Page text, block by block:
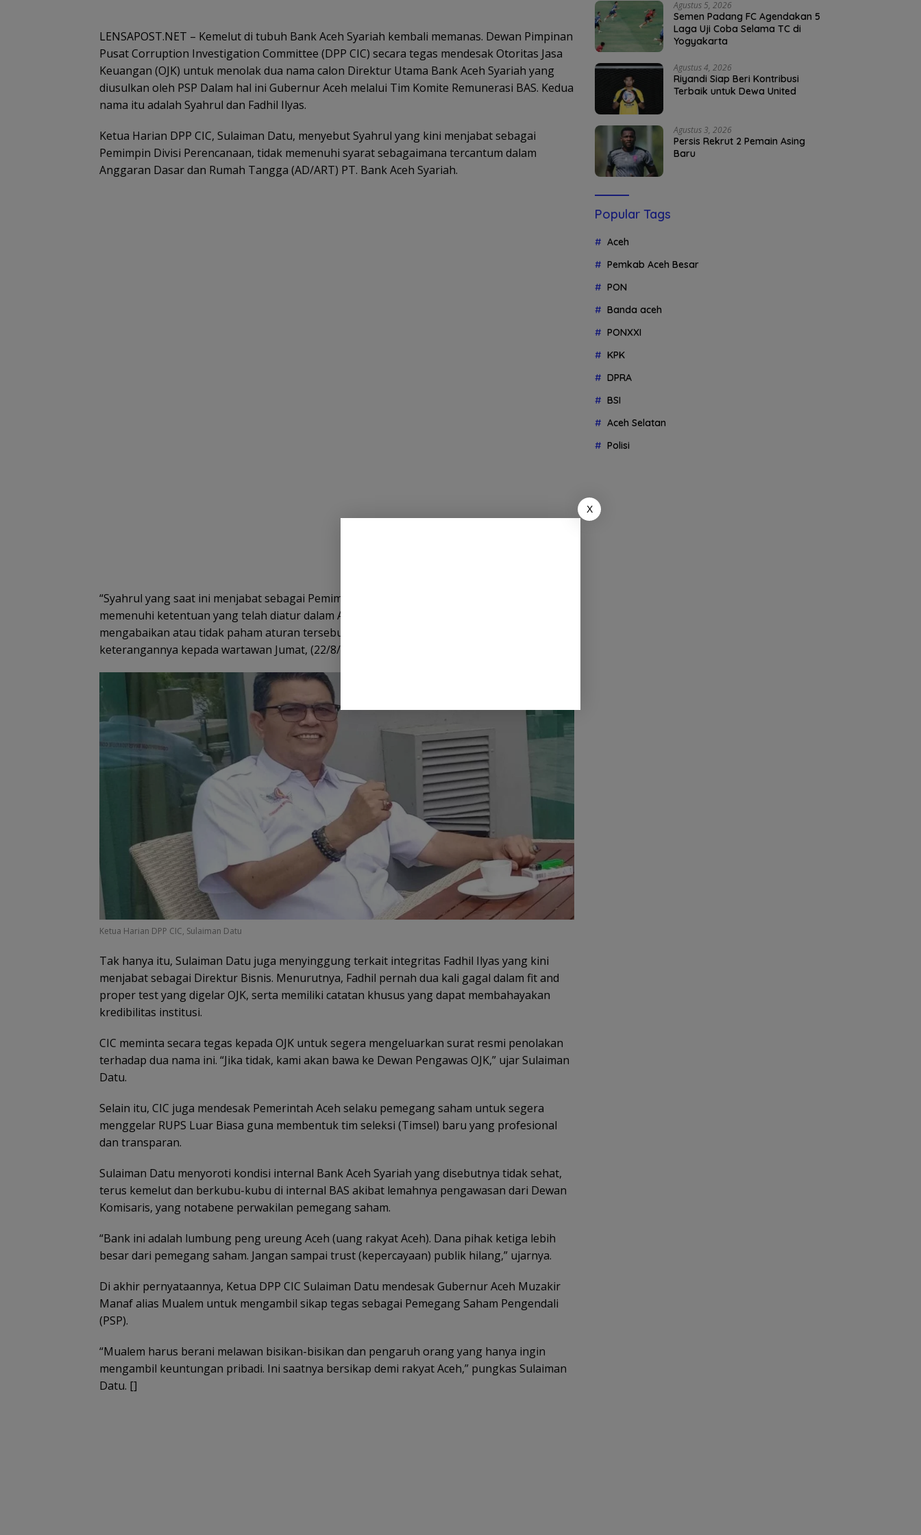
LENSAPOST.NET – Kemelut di tubuh Bank Aceh Syariah kembali memanas. Dewan Pimpinan
Pusat Corruption Investigation Committee (DPP CIC) secara tegas mendesak Otoritas Jasa
Keuangan (OJK) untuk menolak dua nama calon Direktur Utama Bank Aceh Syariah yang
diusulkan oleh PSP Dalam hal ini Gubernur Aceh melalui Tim Komite Remunerasi BAS. Kedua
nama itu adalah Syahrul dan Fadhil Ilyas.
Ketua Harian DPP CIC, Sulaiman Datu, menyebut Syahrul yang kini menjabat sebagai
Pemimpin Divisi Perencanaan, tidak memenuhi syarat sebagaimana tercantum dalam
Anggaran Dasar dan Rumah Tangga (AD/ART) PT. Bank Aceh Syariah.
“Syahrul yang saat ini menjabat sebagai Pemimpin Divisi Perencanaan, menurut kami, tidak
memenuhi ketentuan yang telah diatur dalam AD/ART. Komite remunerasi terkesan
mengabaikan atau tidak paham aturan tersebut,” tegas Sulaiman Datu dalam
keterangannya kepada wartawan Jumat, (22/8/2025).
Ketua Harian DPP CIC, Sulaiman Datu
Tak hanya itu, Sulaiman Datu juga menyinggung terkait integritas Fadhil Ilyas yang kini
menjabat sebagai Direktur Bisnis. Menurutnya, Fadhil pernah dua kali gagal dalam fit and
proper test yang digelar OJK, serta memiliki catatan khusus yang dapat membahayakan
kredibilitas institusi.
CIC meminta secara tegas kepada OJK untuk segera mengeluarkan surat resmi penolakan
terhadap dua nama ini. “Jika tidak, kami akan bawa ke Dewan Pengawas OJK,” ujar Sulaiman
Datu.
Selain itu, CIC juga mendesak Pemerintah Aceh selaku pemegang saham untuk segera
menggelar RUPS Luar Biasa guna membentuk tim seleksi (Timsel) baru yang profesional
dan transparan.
Sulaiman Datu menyoroti kondisi internal Bank Aceh Syariah yang disebutnya tidak sehat,
terus kemelut dan berkubu-kubu di internal BAS akibat lemahnya pengawasan dari Dewan
Komisaris, yang notabene perwakilan pemegang saham.
“Bank ini adalah lumbung peng ureung Aceh (uang rakyat Aceh). Dana pihak ketiga lebih
besar dari pemegang saham. Jangan sampai trust (kepercayaan) publik hilang,” ujarnya.
Di akhir pernyataannya, Ketua DPP CIC Sulaiman Datu mendesak Gubernur Aceh Muzakir
Manaf alias Mualem untuk mengambil sikap tegas sebagai Pemegang Saham Pengendali
(PSP).
“Mualem harus berani melawan bisikan-bisikan dan pengaruh orang yang hanya ingin
mengambil keuntungan pribadi. Ini saatnya bersikap demi rakyat Aceh,” pungkas Sulaiman
Datu. []
Agustus 5, 2026
Semen Padang FC Agendakan 5
Laga Uji Coba Selama TC di
Yogyakarta
Agustus 4, 2026
Riyandi Siap Beri Kontribusi
Terbaik untuk Dewa United
Agustus 3, 2026
Persis Rekrut 2 Pemain Asing
Baru
Popular Tags
Aceh
Pemkab Aceh Besar
PON
Banda aceh
PONXXI
KPK
DPRA
BSI
Aceh Selatan
Polisi
X